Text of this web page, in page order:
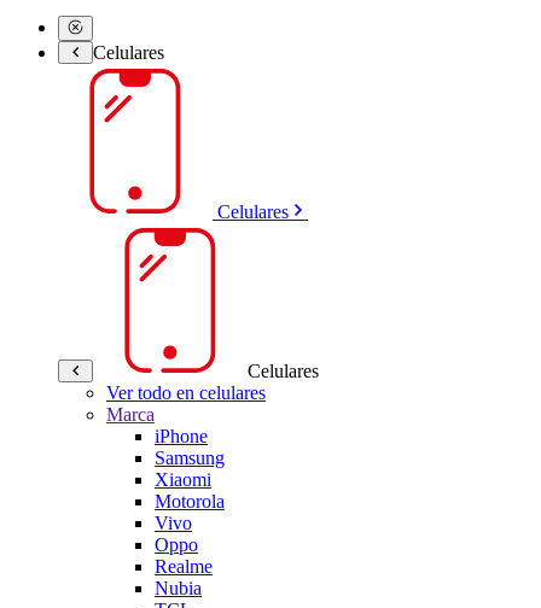
Celulares
Celulares
Celulares
Ver todo en celulares
Marca
iPhone
Samsung
Xiaomi
Motorola
Vivo
Oppo
Realme
Nubia